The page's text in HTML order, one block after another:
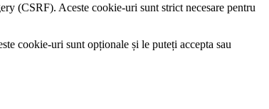
(CSRF). Aceste cookie-uri sunt strict necesare pentru
cookie-uri sunt opționale și le puteți accepta sau